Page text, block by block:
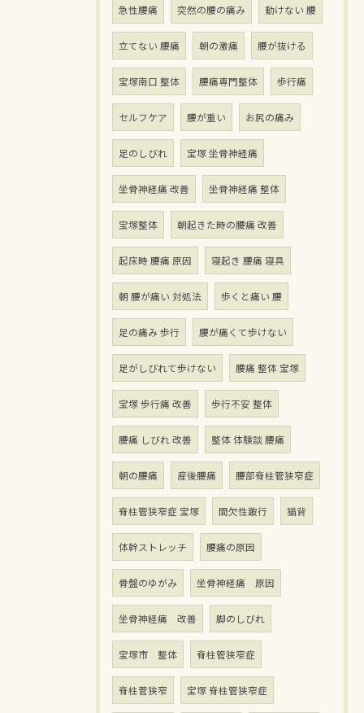
急性腰痛 突然の腰の痛み 動けない 腰
立てない 腰痛 朝の激痛 腰が抜ける
宝塚南口 整体 腰痛専門整体 歩行痛
セルフケア 腰が重い お尻の痛み
足のしびれ 宝塚 坐骨神経痛
坐骨神経痛 改善 坐骨神経痛 整体
宝塚整体 朝起きた時の腰痛 改善
起床時 腰痛 原因 寝起き 腰痛 寝具
朝 腰が痛い 対処法 歩くと痛い 腰
足の痛み 歩行 腰が痛くて歩けない
足がしびれて歩けない 腰痛 整体 宝塚
宝塚 歩行痛 改善 歩行不安 整体
腰痛 しびれ 改善 整体 体験談 腰痛
朝の腰痛 産後腰痛 腰部脊柱管狭窄症
脊柱管狭窄症 宝塚 間欠性跛行 猫背
体幹ストレッチ 腰痛の原因
骨盤のゆがみ 坐骨神経痛 原因
坐骨神経痛 改善 脚のしびれ
宝塚市 整体 脊柱管狭窄症
脊柱菅狭窄 宝塚 脊柱管狭窄症